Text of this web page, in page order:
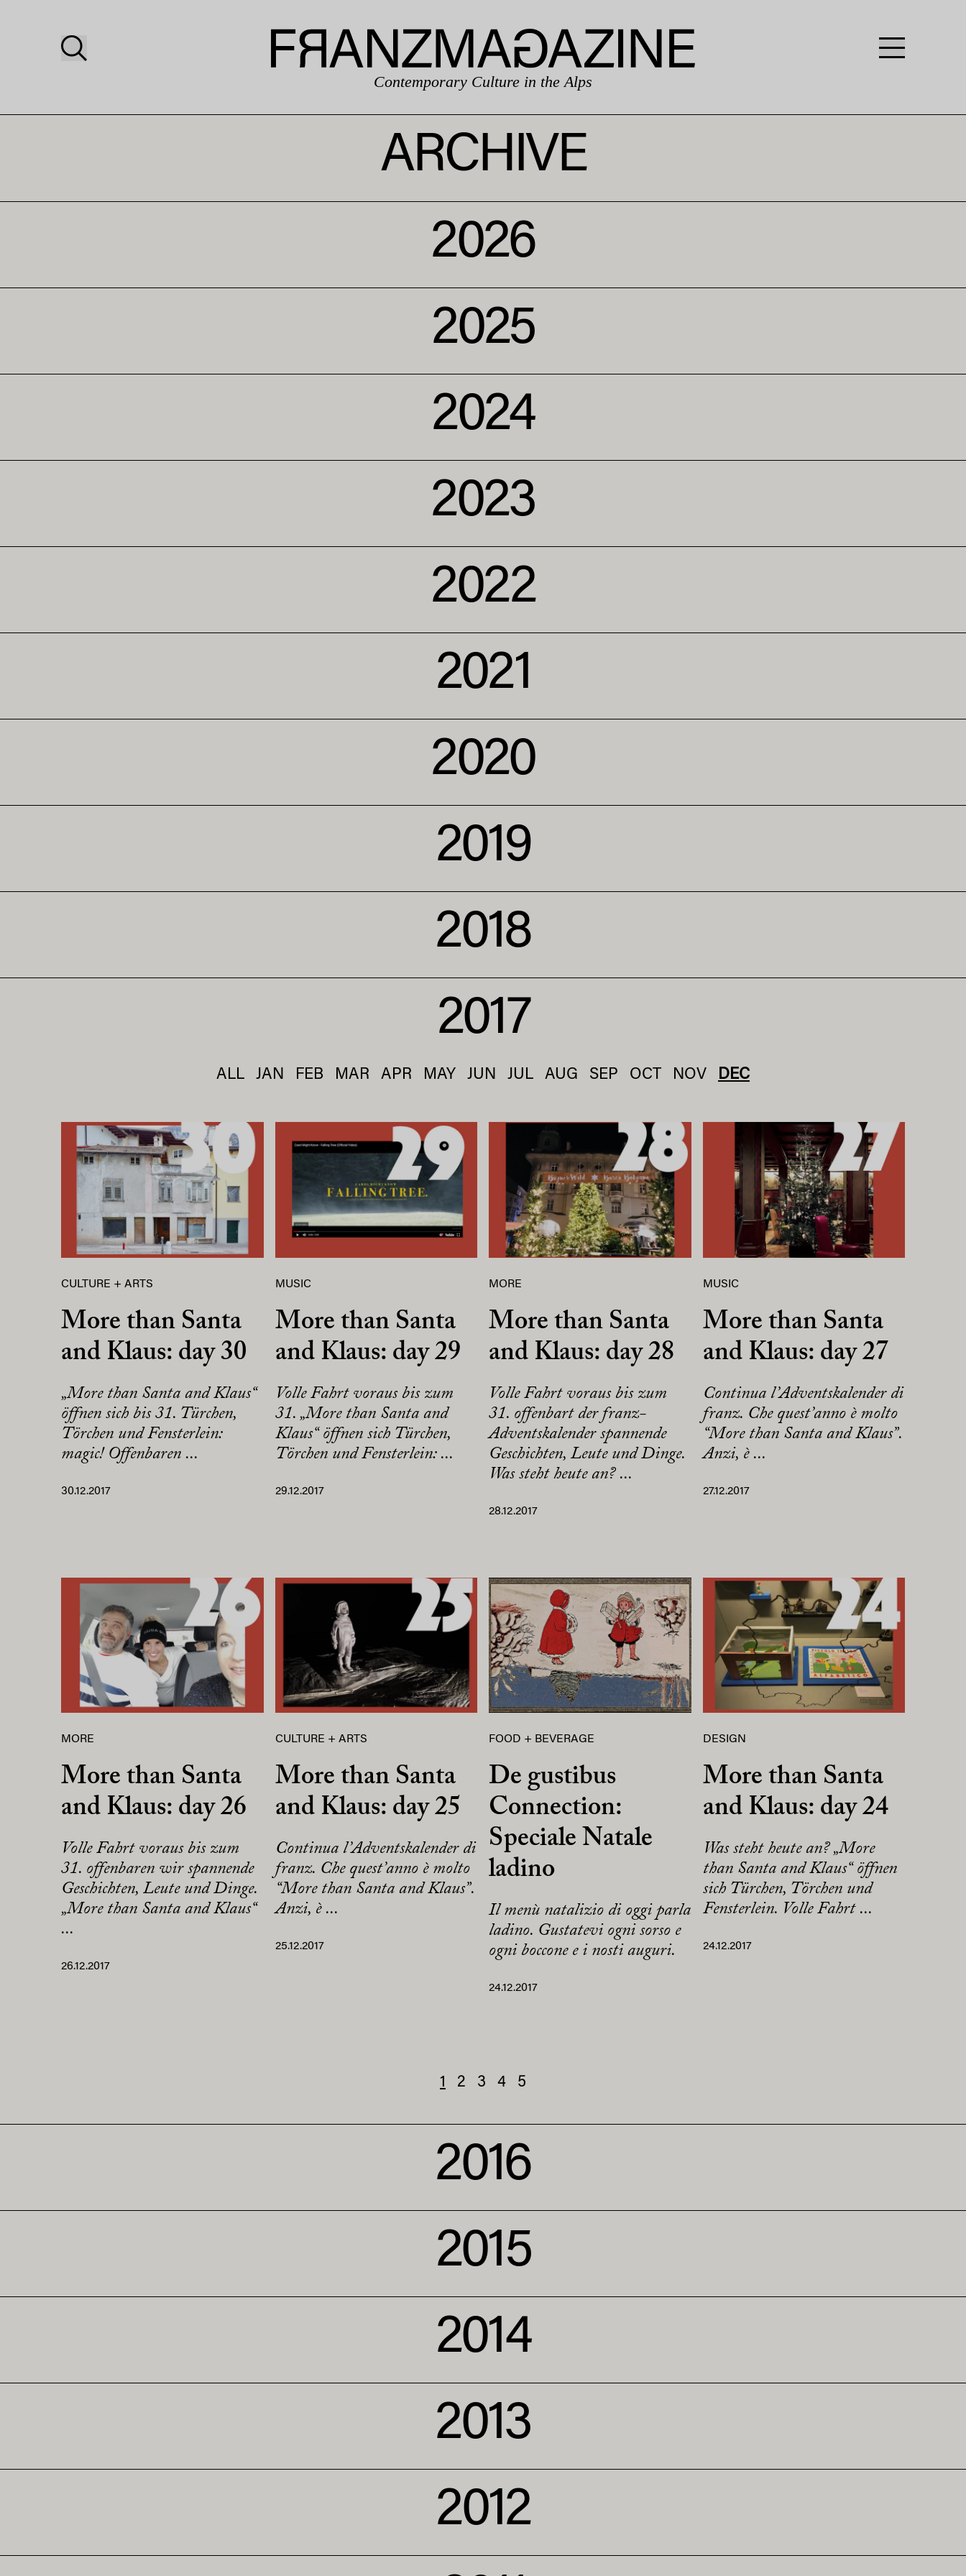
Contemporary Culture in the Alps
ARCHIVE
2026
2025
2024
2023
2022
2021
2020
2019
2018
2017
ALL JAN FEB MAR APR MAY JUN JUL AUG SEP OCT NOV DEC
CULTURE + ARTS
More than Santa
and Klaus: day 30
„More than Santa and Klaus“
öffnen sich bis 31. Türchen,
Törchen und Fensterlein:
magic! Offenbaren ...
30.12.2017
MUSIC
More than Santa
and Klaus: day 29
Volle Fahrt voraus bis zum
31. „More than Santa and
Klaus“ öffnen sich Türchen,
Törchen und Fensterlein: ...
29.12.2017
MORE
More than Santa
and Klaus: day 28
Volle Fahrt voraus bis zum
31. offenbart der franz-
Adventskalender spannende
Geschichten, Leute und Dinge.
Was steht heute an? ...
28.12.2017
MUSIC
More than Santa
and Klaus: day 27
Continua l’Adventskalender di
franz. Che quest’anno è molto
“More than Santa and Klaus”.
Anzi, è ...
27.12.2017
MORE
More than Santa
and Klaus: day 26
Volle Fahrt voraus bis zum
31. offenbaren wir spannende
Geschichten, Leute und Dinge.
„More than Santa and Klaus“
...
26.12.2017
CULTURE + ARTS
More than Santa
and Klaus: day 25
Continua l’Adventskalender di
franz. Che quest’anno è molto
“More than Santa and Klaus”.
Anzi, è ...
25.12.2017
FOOD + BEVERAGE
De gustibus
Connection:
Speciale Natale
ladino
Il menù natalizio di oggi parla
ladino. Gustatevi ogni sorso e
ogni boccone e i nosti auguri.
24.12.2017
DESIGN
More than Santa
and Klaus: day 24
Was steht heute an? „More
than Santa and Klaus“ öffnen
sich Türchen, Törchen und
Fensterlein. Volle Fahrt ...
24.12.2017
1 2 3 4 5
2016
2015
2014
2013
2012